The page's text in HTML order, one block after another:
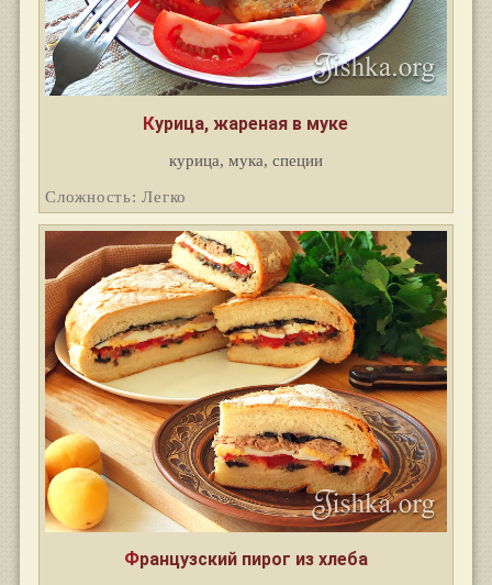
Курица, жареная в муке
курица, мука, специи
Сложность: Легко
Французский пирог из хлеба